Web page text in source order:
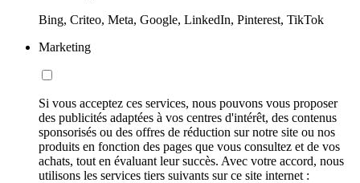
Bing, Criteo, Meta, Google, LinkedIn, Pinterest, TikTok
Marketing
Si vous acceptez ces services, nous pouvons vous proposer
des publicités adaptées à vos centres d'intérêt, des contenus
sponsorisés ou des offres de réduction sur notre site ou nos
produits en fonction des pages que vous consultez et de vos
achats, tout en évaluant leur succès. Avec votre accord, nous
utilisons les services tiers suivants sur ce site internet :